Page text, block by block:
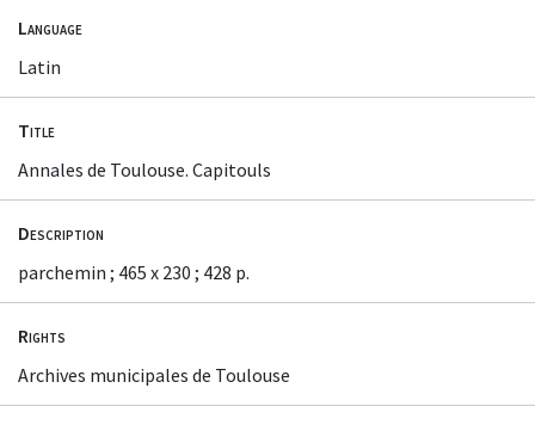
Language
Latin
Title
Annales de Toulouse. Capitouls
Description
parchemin ; 465 x 230 ; 428 p.
Rights
Archives municipales de Toulouse